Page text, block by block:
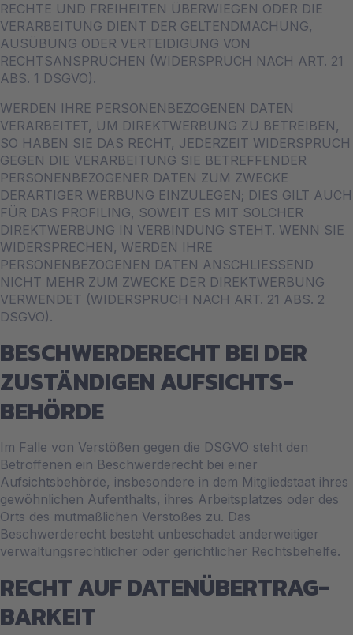
RECHTE UND FREIHEITEN ÜBERWIEGEN ODER DIE
VERARBEITUNG DIENT DER GELTENDMACHUNG,
AUSÜBUNG ODER VERTEIDIGUNG VON
RECHTSANSPRÜCHEN (WIDERSPRUCH NACH ART. 21
ABS. 1 DSGVO).
WERDEN IHRE PERSONENBEZOGENEN DATEN
VERARBEITET, UM DIREKTWERBUNG ZU BETREIBEN,
SO HABEN SIE DAS RECHT, JEDERZEIT WIDERSPRUCH
GEGEN DIE VERARBEITUNG SIE BETREFFENDER
PERSONENBEZOGENER DATEN ZUM ZWECKE
DERARTIGER WERBUNG EINZULEGEN; DIES GILT AUCH
FÜR DAS PROFILING, SOWEIT ES MIT SOLCHER
DIREKTWERBUNG IN VERBINDUNG STEHT. WENN SIE
WIDERSPRECHEN, WERDEN IHRE
PERSONENBEZOGENEN DATEN ANSCHLIESSEND
NICHT MEHR ZUM ZWECKE DER DIREKTWERBUNG
VERWENDET (WIDERSPRUCH NACH ART. 21 ABS. 2
DSGVO).
BESCHWERDE­RECHT BEI DER
ZUSTÄNDIGEN AUFSICHTS­
BEHÖRDE
Im Falle von Verstößen gegen die DSGVO steht den
Betroffenen ein Beschwerderecht bei einer
Aufsichtsbehörde, insbesondere in dem Mitgliedstaat ihres
gewöhnlichen Aufenthalts, ihres Arbeitsplatzes oder des
Orts des mutmaßlichen Verstoßes zu. Das
Beschwerderecht besteht unbeschadet anderweitiger
verwaltungsrechtlicher oder gerichtlicher Rechtsbehelfe.
RECHT AUF DATEN­ÜBERTRAG­
BARKEIT